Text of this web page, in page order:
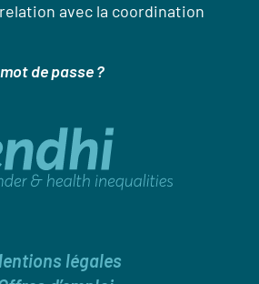
avec la coordination
de passe ?
légales